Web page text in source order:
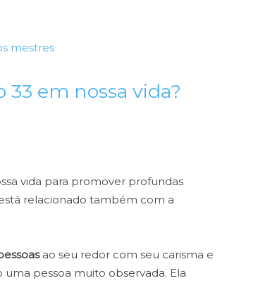
mestres
em nossa vida?
vida para promover profundas
relacionado também com a
ao seu redor com seu carisma e
uma pessoa muito observada. Ela